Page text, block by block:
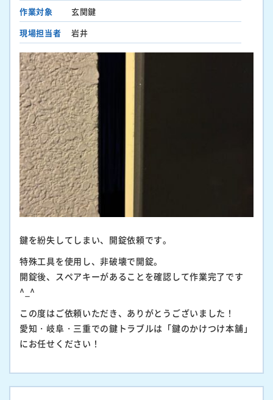
作業対象
玄関鍵
現場担当者
岩井
鍵を紛失してしまい、開錠依頼です。
特殊工具を使用し、非破壊で開錠。
開錠後、スペアキーがあることを確認して作業完了です
^_^
この度はご依頼いただき、ありがとうございました！
愛知・岐阜・三重での鍵トラブルは「鍵のかけつけ本舗」
にお任せください！